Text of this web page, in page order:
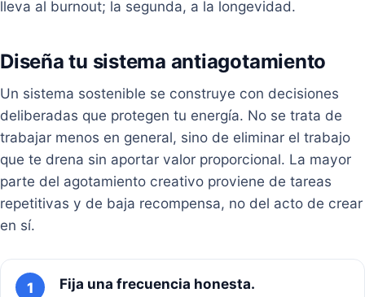
lleva al burnout; la segunda, a la longevidad.
Diseña tu sistema antiagotamiento
Un sistema sostenible se construye con decisiones
deliberadas que protegen tu energía. No se trata de
trabajar menos en general, sino de eliminar el trabajo
que te drena sin aportar valor proporcional. La mayor
parte del agotamiento creativo proviene de tareas
repetitivas y de baja recompensa, no del acto de crear
en sí.
1
Fija una frecuencia honesta.